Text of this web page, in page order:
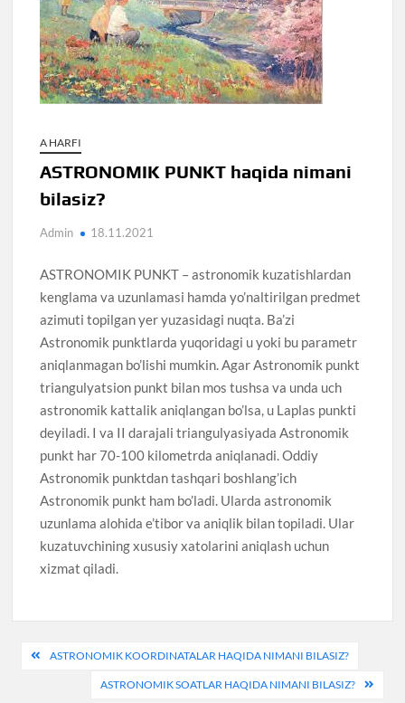
A HARFI
ASTRONOMIK PUNKT haqida nimani
bilasiz?
Admin 18.11.2021
ASTRONOMIK PUNKT – astronomik kuzatishlardan
kenglama va uzunlamasi hamda yo’naltirilgan predmet
azimuti topilgan yer yuzasidagi nuqta. Ba’zi
Astronomik punktlarda yuqoridagi u yoki bu parametr
aniqlanmagan bo’lishi mumkin. Agar Astronomik punkt
triangulyatsion punkt bilan mos tushsa va unda uch
astronomik kattalik aniqlangan bo’lsa, u Laplas punkti
deyiladi. I va II darajali triangulyasiyada Astronomik
punkt har 70-100 kilometrda aniqlanadi. Oddiy
Astronomik punktdan tashqari boshlang’ich
Astronomik punkt ham bo’ladi. Ularda astronomik
uzunlama alohida e’tibor va aniqlik bilan topiladi. Ular
kuzatuvchining xususiy xatolarini aniqlash uchun
xizmat qiladi.
Post
menyusi
ASTRONOMIK KOORDINATALAR HAQIDA NIMANI BILASIZ?
ASTRONOMIK SOATLAR HAQIDA NIMANI BILASIZ?